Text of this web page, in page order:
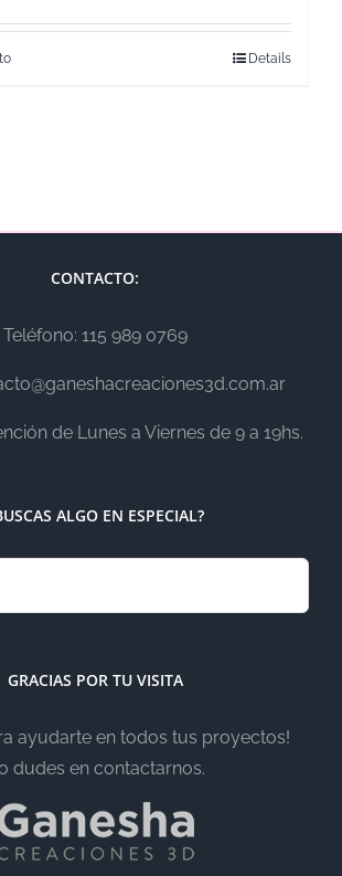
Details
CONTACTO:
Teléfono: 115 989 0769
de Lunes a Viernes de 9 a 19hs.
ALGO EN ESPECIAL?
GRACIAS POR TU VISITA
ayudarte en todos tus proyectos!
dudes en contactarnos.